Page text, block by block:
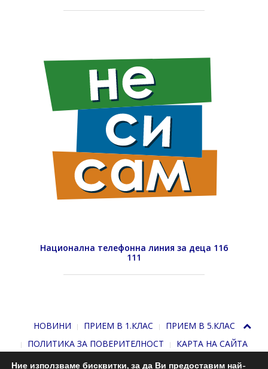
Национална телефонна линия за деца 116
111
НОВИНИ ПРИЕМ В 1.КЛАС
ПРИЕМ В 5.КЛАС
ПОЛИТИКА ЗА ПОВЕРИТЕЛНОСТ
КАРТА НА САЙТА
Ние използваме бисквитки, за да Ви предоставим най-